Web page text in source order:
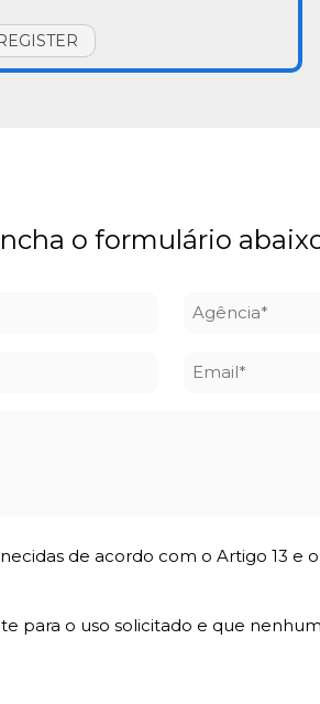
o formulário
Agência
Email
de acordo com o Artigo 13 e
para o uso solicitado e que